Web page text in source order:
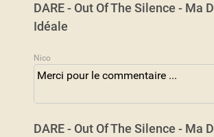
DARE - Out Of The Silence - Ma
Idéale
Nico
Merci pour le commentaire ...
DARE - Out Of The Silence - Ma